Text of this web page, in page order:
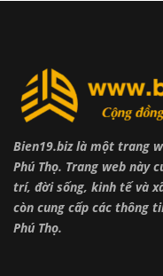
Bien19.biz là một trang
Phú Thọ. Trang web này
trí, đời sống, kinh tế và
còn cung cấp các thông
Phú Thọ.